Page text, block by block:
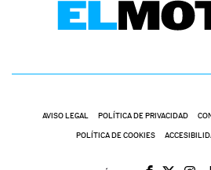
AVISO LEGAL POLÍTICA DE PRIVACIDAD
POLÍTICA DE COOKIES